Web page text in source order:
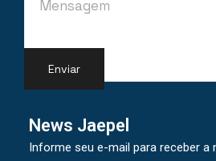
News Jaepel
Informe seu e-mail para receber a